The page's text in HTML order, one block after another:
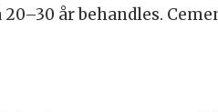
år behandles.